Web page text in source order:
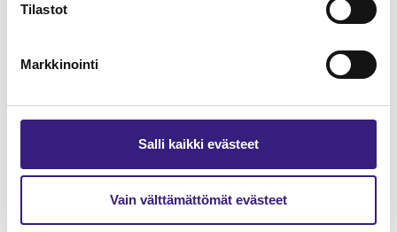
Tilastot
Markkinointi
Salli kaikki evästeet
Vain välttämättömät evästeet
lukuoikeus
TILAA TÄSTÄ